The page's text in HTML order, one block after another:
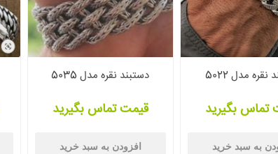
مدل 5022
تماس بگیرید
به سبد خرید
دستبند نقره مدل 5035
قیمت تماس بگیرید
افزودن به سبد خرید